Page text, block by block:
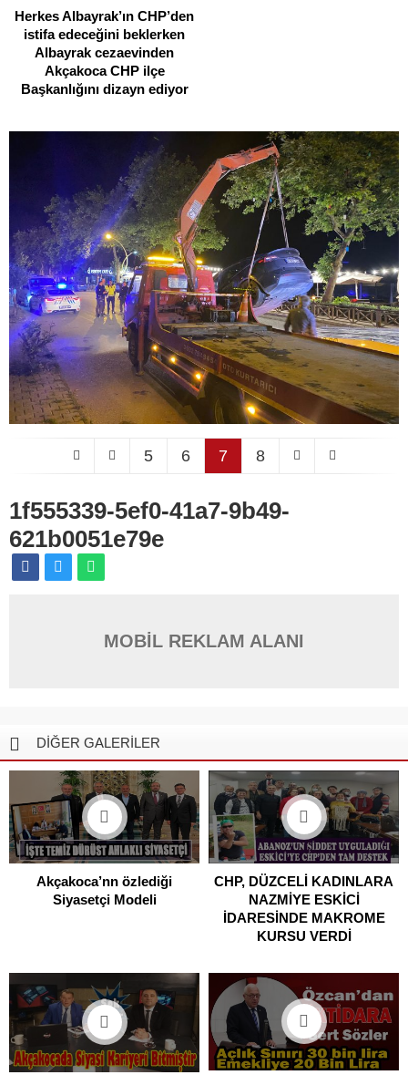
Herkes Albayrak’ın CHP’den
istifa edeceğini beklerken
Albayrak cezaevinden
Akçakoca CHP ilçe
Başkanlığını dizayn ediyor
5 6 7 8
1f555339-5ef0-41a7-9b49-
621b0051e79e
MOBİL REKLAM ALANI
DİĞER GALERİLER
Akçakoca’nn özlediği
Siyasetçi Modeli
CHP, DÜZCELİ KADINLARA
NAZMİYE ESKİCİ
İDARESİNDE MAKROME
KURSU VERDİ